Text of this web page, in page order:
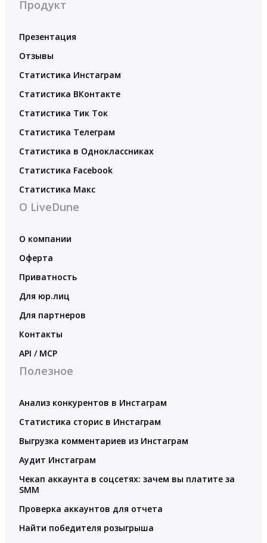
Продукт
Презентация
Отзывы
Статистика Инстаграм
Статистика ВКонтакте
Статистика Тик Ток
Статистика Телеграм
Статистика в Одноклассниках
Статистика Facebook
Статистика Макс
О LiveDune
О компании
Оферта
Приватность
Для юр.лиц
Для партнеров
Контакты
API / MCP
Полезное
Анализ конкурентов в Инстаграм
Статистика сторис в Инстаграм
Выгрузка комментариев из Инстаграм
Аудит Инстаграм
Чекап аккаунта в соцсетях: зачем вы платите за
SMM
Проверка аккаунтов для отчета
Найти победителя розыгрыша